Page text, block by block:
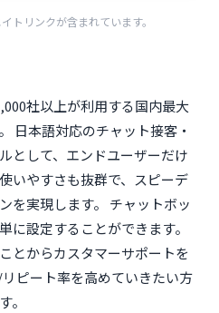
トリンクが含まれています。
社以上が利用する国内最大
日本語対応のチャット接客・
として、エンドユーザーだけ
いやすさも抜群で、スピーデ
を実現します。 チャットボッ
に設定することができます。
とからカスタマーサポートを
ピート率を高めていきたい方
。